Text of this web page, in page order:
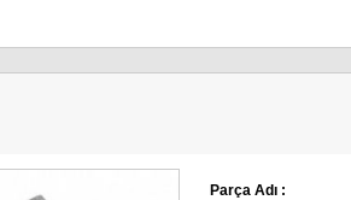
Parça Adı :